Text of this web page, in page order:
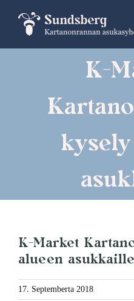
content
K-
K-Market
alueen asukkaille
17. Septemberta 2018